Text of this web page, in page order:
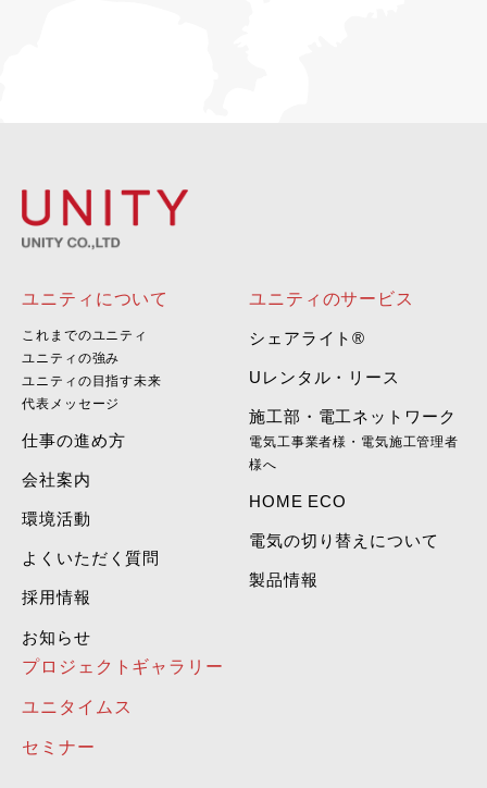
ユニティについて
これまでのユニティ
ユニティの強み
ユニティの目指す未来
代表メッセージ
仕事の進め方
会社案内
環境活動
よくいただく質問
採用情報
お知らせ
ユニティのサービス
シェアライト®
Uレンタル・リース
施工部・電工ネットワーク
電気工事業者様・電気施工管理者
様へ
HOME ECO
電気の切り替えについて
製品情報
プロジェクトギャラリー
ユニタイムス
セミナー